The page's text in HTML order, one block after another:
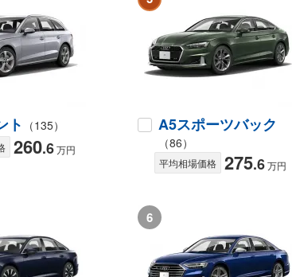
ト （135）
260.6万円
A5スポーツバック
（86）
平均相場価格 275.6万円
6